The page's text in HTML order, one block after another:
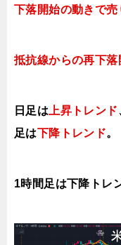
下落開始の動きで売
抵抗線からの再下落
日足は上昇トレンド
足は 下降トレンド。
1時間足は下降トレ